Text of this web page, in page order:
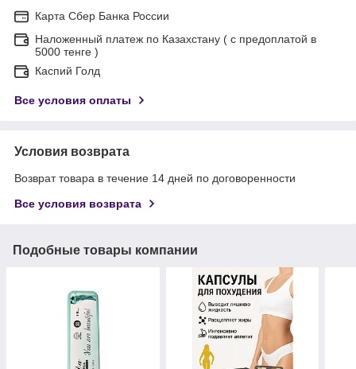
Карта Сбер Банка России
Наложенный платеж по Казахстану ( с предоплатой в
5000 тенге )
Каспий Голд
Все условия оплаты
Условия возврата
Возврат товара в течение 14 дней по договоренности
Все условия возврата
Подобные товары компании